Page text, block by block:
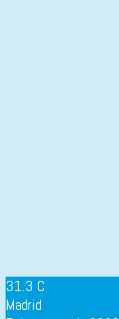
31.3 C
Madrid